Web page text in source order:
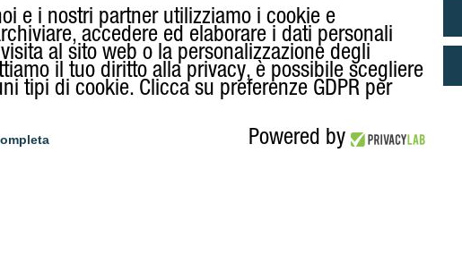
e i nostri partner utilizziamo i cookie e
accedere ed elaborare i dati personali
al sito web o la personalizzazione degli
il tuo diritto alla privacy, è possibile scegliere
tipi di cookie. Clicca su preferenze GDPR per
Powered by